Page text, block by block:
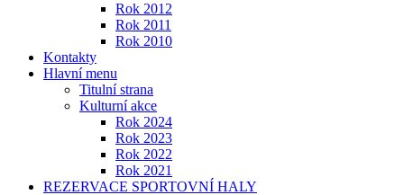
Rok 2012
Rok 2011
Rok 2010
Kontakty
Hlavní menu
Titulní strana
Kulturní akce
Rok 2024
Rok 2023
Rok 2022
Rok 2021
REZERVACE SPORTOVNÍ HALY